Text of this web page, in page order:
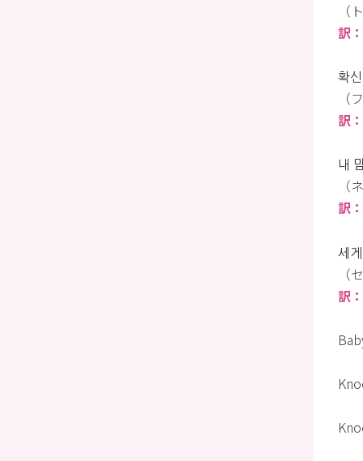
（
訳
확
（
訳
내
（
訳
세
（
訳